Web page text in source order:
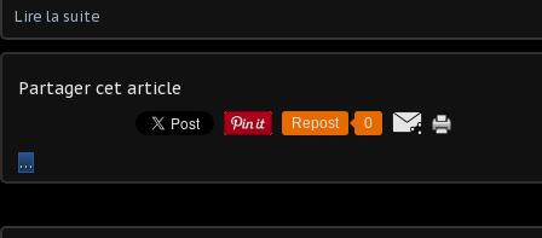
Lire la suite
Partager cet article
Repost 0
…